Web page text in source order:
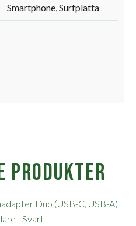
Smartphone, Surfplatta
produkter
Det
ursprungliga
Det
nuvarande